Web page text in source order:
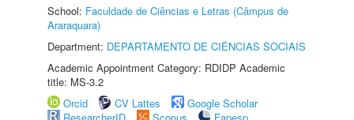
School: Faculdade de Ciências e Letras (Câmpus de
Araraquara)
Department: DEPARTAMENTO DE CIÊNCIAS SOCIAIS
Academic Appointment Category: RDIDP Academic
title: MS-3.2
Orcid
CV Lattes
Google Scholar